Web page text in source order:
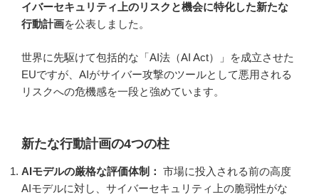
イバーセキュリティ上のリスクと機会に特化した新たな
行動計画を公表しました。
世界に先駆けて包括的な「AI法（AI Act）」を成立させた
EUですが、AIがサイバー攻撃のツールとして悪用される
リスクへの危機感を一段と強めています。
新たな行動計画の4つの柱
AIモデルの厳格な評価体制： 市場に投入される前の高度
AIモデルに対し、サイバーセキュリティ上の脆弱性がな